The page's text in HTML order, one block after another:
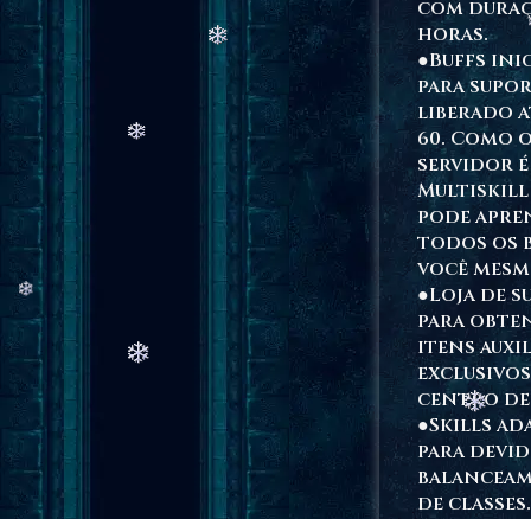
com
horas.
●Buffs
para
liberado
60. Como
servidor é
Multiskill
pode
todos os
você
●Loja de
para
itens
centro
●Skills
para
de classes.